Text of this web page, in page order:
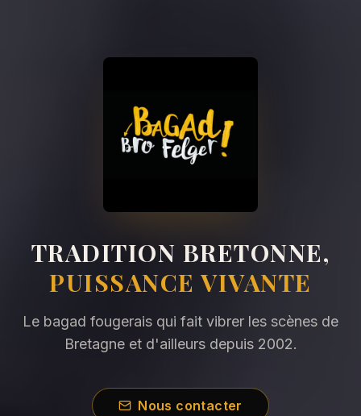
TRADITION BRETONNE,
PUISSANCE VIVANTE
Le bagad fougerais qui fait vibrer les scènes de
Bretagne et d'ailleurs depuis 2002.
Nous contacter